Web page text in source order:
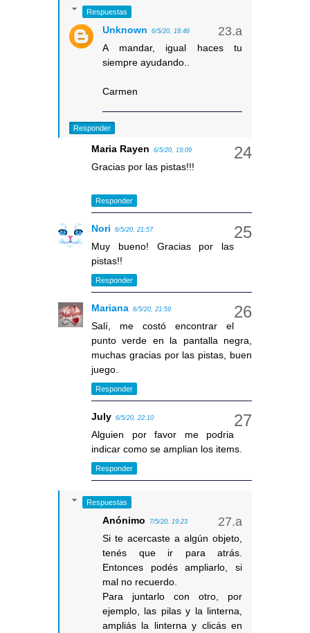
Respuestas
Unknown 6/5/20, 18:46
A mandar, igual haces tu
siempre ayudando..
Carmen
Responder
Maria Rayen 6/5/20, 19:09
Gracias por las pistas!!!
Responder
Nori 6/5/20, 21:57
Muy bueno! Gracias por las
pistas!!
Responder
Mariana 6/5/20, 21:59
Salí, me costó encontrar el
punto verde en la pantalla negra,
muchas gracias por las pistas, buen
juego.
Responder
July 6/5/20, 22:10
Alguien por favor me podria
indicar como se amplian los items.
Responder
Respuestas
Anónimo 7/5/20, 19:23
Si te acercaste a algún objeto,
tenés que ir para atrás.
Entonces podés ampliarlo, si
mal no recuerdo.
Para juntarlo con otro, por
ejemplo, las pilas y la linterna,
ampliás la linterna y clicás en